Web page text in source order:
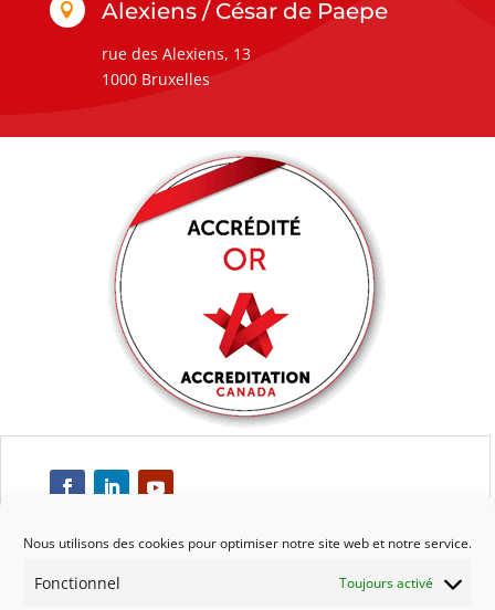
Nous utilisons des cookies pour optimiser notre site web et notre service.
Fonctionnel Toujours activé
 Alexiens / César de Paepe
rue des Alexiens, 13
1000 Bruxelles
Respect